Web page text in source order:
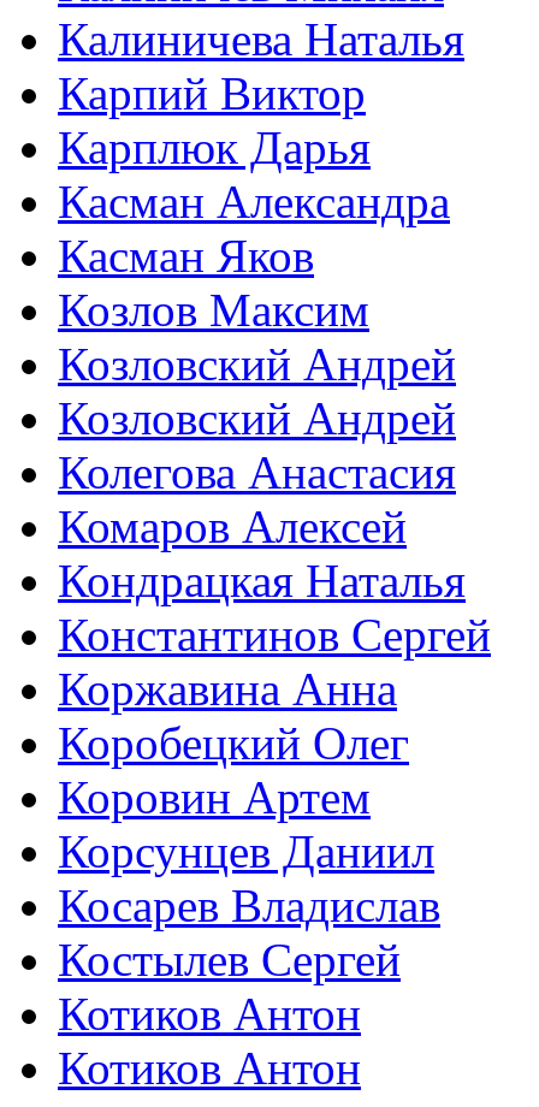
Калиничева Наталья
Карпий Виктор
Карплюк Дарья
Касман Александра
Касман Яков
Козлов Максим
Козловский Андрей
Козловский Андрей
Колегова Анастасия
Комаров Алексей
Кондрацкая Наталья
Константинов Сергей
Коржавина Анна
Коробецкий Олег
Коровин Артем
Корсунцев Даниил
Косарев Владислав
Костылев Сергей
Котиков Антон
Котиков Антон